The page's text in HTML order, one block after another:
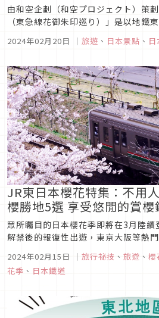
由和空企劃（和空プロジェクト）策
（東急線花御朱印巡り）」是以地鐵
廟及神社參拜的同時，收集專為活動
達 59 間寺廟神社...
2024年02月20日 ｜ 旅遊 、 日本景點 、
JR東日本櫻花特集：不用
櫻勝地5選 享受悠閒的賞櫻
眾所矚目的日本櫻花季即將在3月陸
解禁後的報復性出遊，東京大阪等熱
要悠閒賞櫻似乎已難以實現。今年不
櫻勝地的日本東北，不但有與熱門景
景，也不需忍受擁擠人潮，是想要悠閒賞櫻的
2024年02月15日 ｜ 旅行祕技 、 旅遊 、 櫻
花季 、 日本鐵道